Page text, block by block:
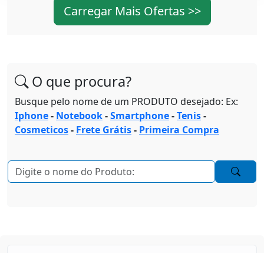
Carregar Mais Ofertas >>
O que procura?
Busque pelo nome de um PRODUTO desejado: Ex:
Iphone- Notebook-Smartphone-Tenis-
Cosmeticos- Frete Grátis- Primeira Compra